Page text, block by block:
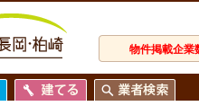
物件掲載企業